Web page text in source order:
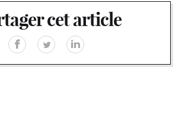
cet article